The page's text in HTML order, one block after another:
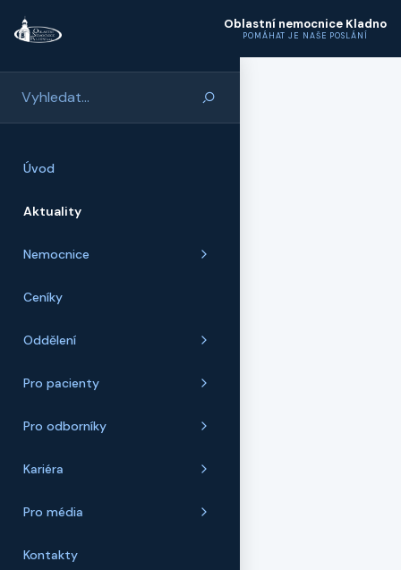
Oblastní nemocnice Kladno
POMÁHAT JE NAŠE POSLÁNÍ
Úvod
Aktuality
Nemocnice
Ceníky
Oddělení
Pro pacienty
Pro odborníky
Kariéra
Pro média
Kontakty